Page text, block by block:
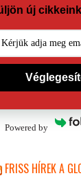
új
Powered by
FRISS HÍREK A